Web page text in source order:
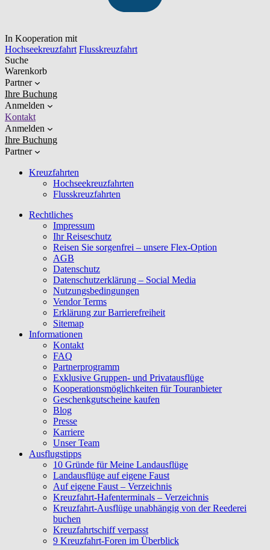
In Kooperation mit
Hochseekreuzfahrt Flusskreuzfahrt
Suche
Warenkorb
Partner
Ihre Buchung
Anmelden
Kontakt
Anmelden
Ihre Buchung
Partner
Kreuzfahrten
Hochseekreuzfahrten
Flusskreuzfahrten
Rechtliches
Impressum
Ihr Reiseschutz
Reisen Sie sorgenfrei – unsere Flex-Option
AGB
Datenschutz
Datenschutzerklärung – Social Media
Nutzungsbedingungen
Vendor Terms
Erklärung zur Barrierefreiheit
Sitemap
Informationen
Kontakt
FAQ
Partnerprogramm
Exklusive Gruppen- und Privatausflüge
Kooperationsmöglichkeiten für Touranbieter
Geschenkgutscheine kaufen
Blog
Presse
Karriere
Unser Team
Ausflugstipps
10 Gründe für Meine Landausflüge
Landausflüge auf eigene Faust
Auf eigene Faust – Verzeichnis
Kreuzfahrt-Hafenterminals – Verzeichnis
Kreuzfahrt-Ausflüge unabhängig von der Reederei
buchen
Kreuzfahrtschiff verpasst
9 Kreuzfahrt-Foren im Überblick